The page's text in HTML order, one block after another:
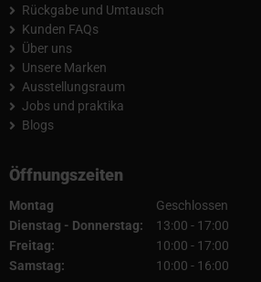
Rückgabe und Umtausch
Kunden FAQs
Über uns
Unsere Marken
Ausstellungsraum
Jobs und praktika
Blogs
Öffnungszeiten
Montag
Geschlossen
Dienstag - Donnerstag:
13:00 - 17:00
Freitag:
10:00 - 17:00
Samstag:
10:00 - 16:00